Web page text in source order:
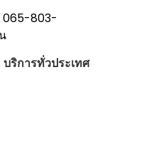
065-803-
ริการทั่วประเทศ